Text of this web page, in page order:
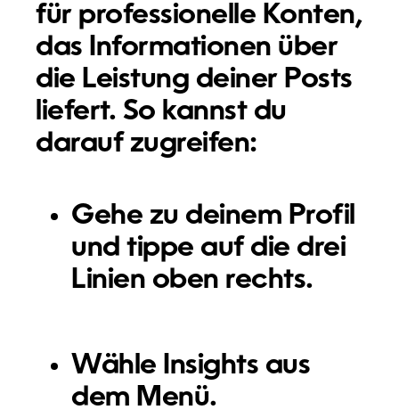
für professionelle Konten,
das Informationen über
die Leistung deiner Posts
liefert. So kannst du
darauf zugreifen:
Gehe zu deinem Profil
und tippe auf die drei
Linien oben rechts.
Wähle Insights aus
dem Menü.